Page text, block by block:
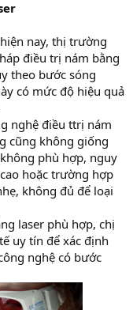
nay, thị trường
điều trị nám bằng
theo bước sóng
có mức độ hiệu quả
nghệ điều ttrị nám
cũng không giống
phù hợp, nguy
hoặc trường hợp
không đủ để loại
laser phù hợp, chị
uy tín để xác định
nghệ có bước